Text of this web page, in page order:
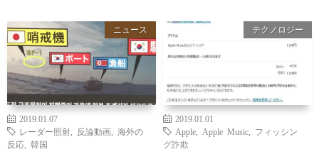
ニュース
2019.01.07
レーダー照射
反論動画
海外の
反応
韓国
テクノロジー
2019.01.01
Apple
Apple Music
フィッシン
グ詐欺